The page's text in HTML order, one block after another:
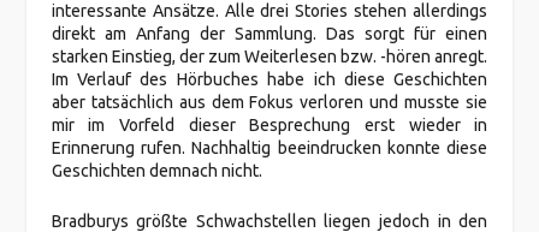
interessante Ansätze. Alle drei Stories stehen allerdings
direkt am Anfang der Sammlung. Das sorgt für einen
starken Einstieg, der zum Weiterlesen bzw. -hören anregt.
Im Verlauf des Hörbuches habe ich diese Geschichten
aber tatsächlich aus dem Fokus verloren und musste sie
mir im Vorfeld dieser Besprechung erst wieder in
Erinnerung rufen. Nachhaltig beeindrucken konnte diese
Geschichten demnach nicht.
Bradburys größte Schwachstellen liegen jedoch in den